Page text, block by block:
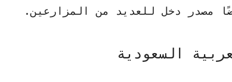
مصدر دخل للعديد من المزارعين.
السعودية